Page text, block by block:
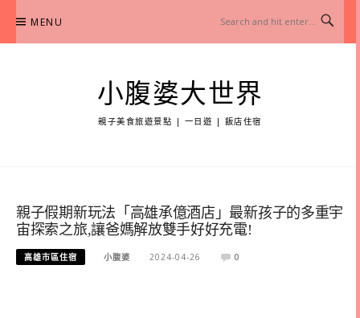
content
MENU
小腹婆大世界
親子美食旅遊景點 | 一日遊 | 飯店住宿
親子假期新玩法「高雄承億酒店」最新孩子的多重宇
宙探索之旅,讓爸媽解放雙手好好充電!
高雄市區住宿 小腹婆 2024-04-26 0